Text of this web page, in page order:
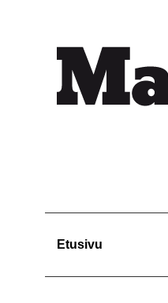
Etusivu